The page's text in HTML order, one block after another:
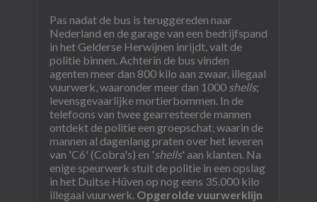
Pas nadat de bus is teruggereden naar
Nederland en de garage van een bedrijfspand
in het Gelderse Herwijnen inrijdt, valt de
politie binnen. Achterin de bus vinden
agenten meer dan 800 kilo aan zwaar, illegaal
vuurwerk, waaronder meer dan 1000 shells;
levensgevaarlijke mortierbommen. In de
telefoons van twee gearresteerde mannen
ontdekt de politie een groepschat, waarin de
mannen al dagenlang praten over het leveren
van 'C6' (Cobra's) en 'shells' aan klanten. Na
enige speurwerk stuit de politie in een opslag
in het Duitse Hüven op nog eens 35.000 kilo
illegaal vuurwerk. Opgerolde vuurwerklijn